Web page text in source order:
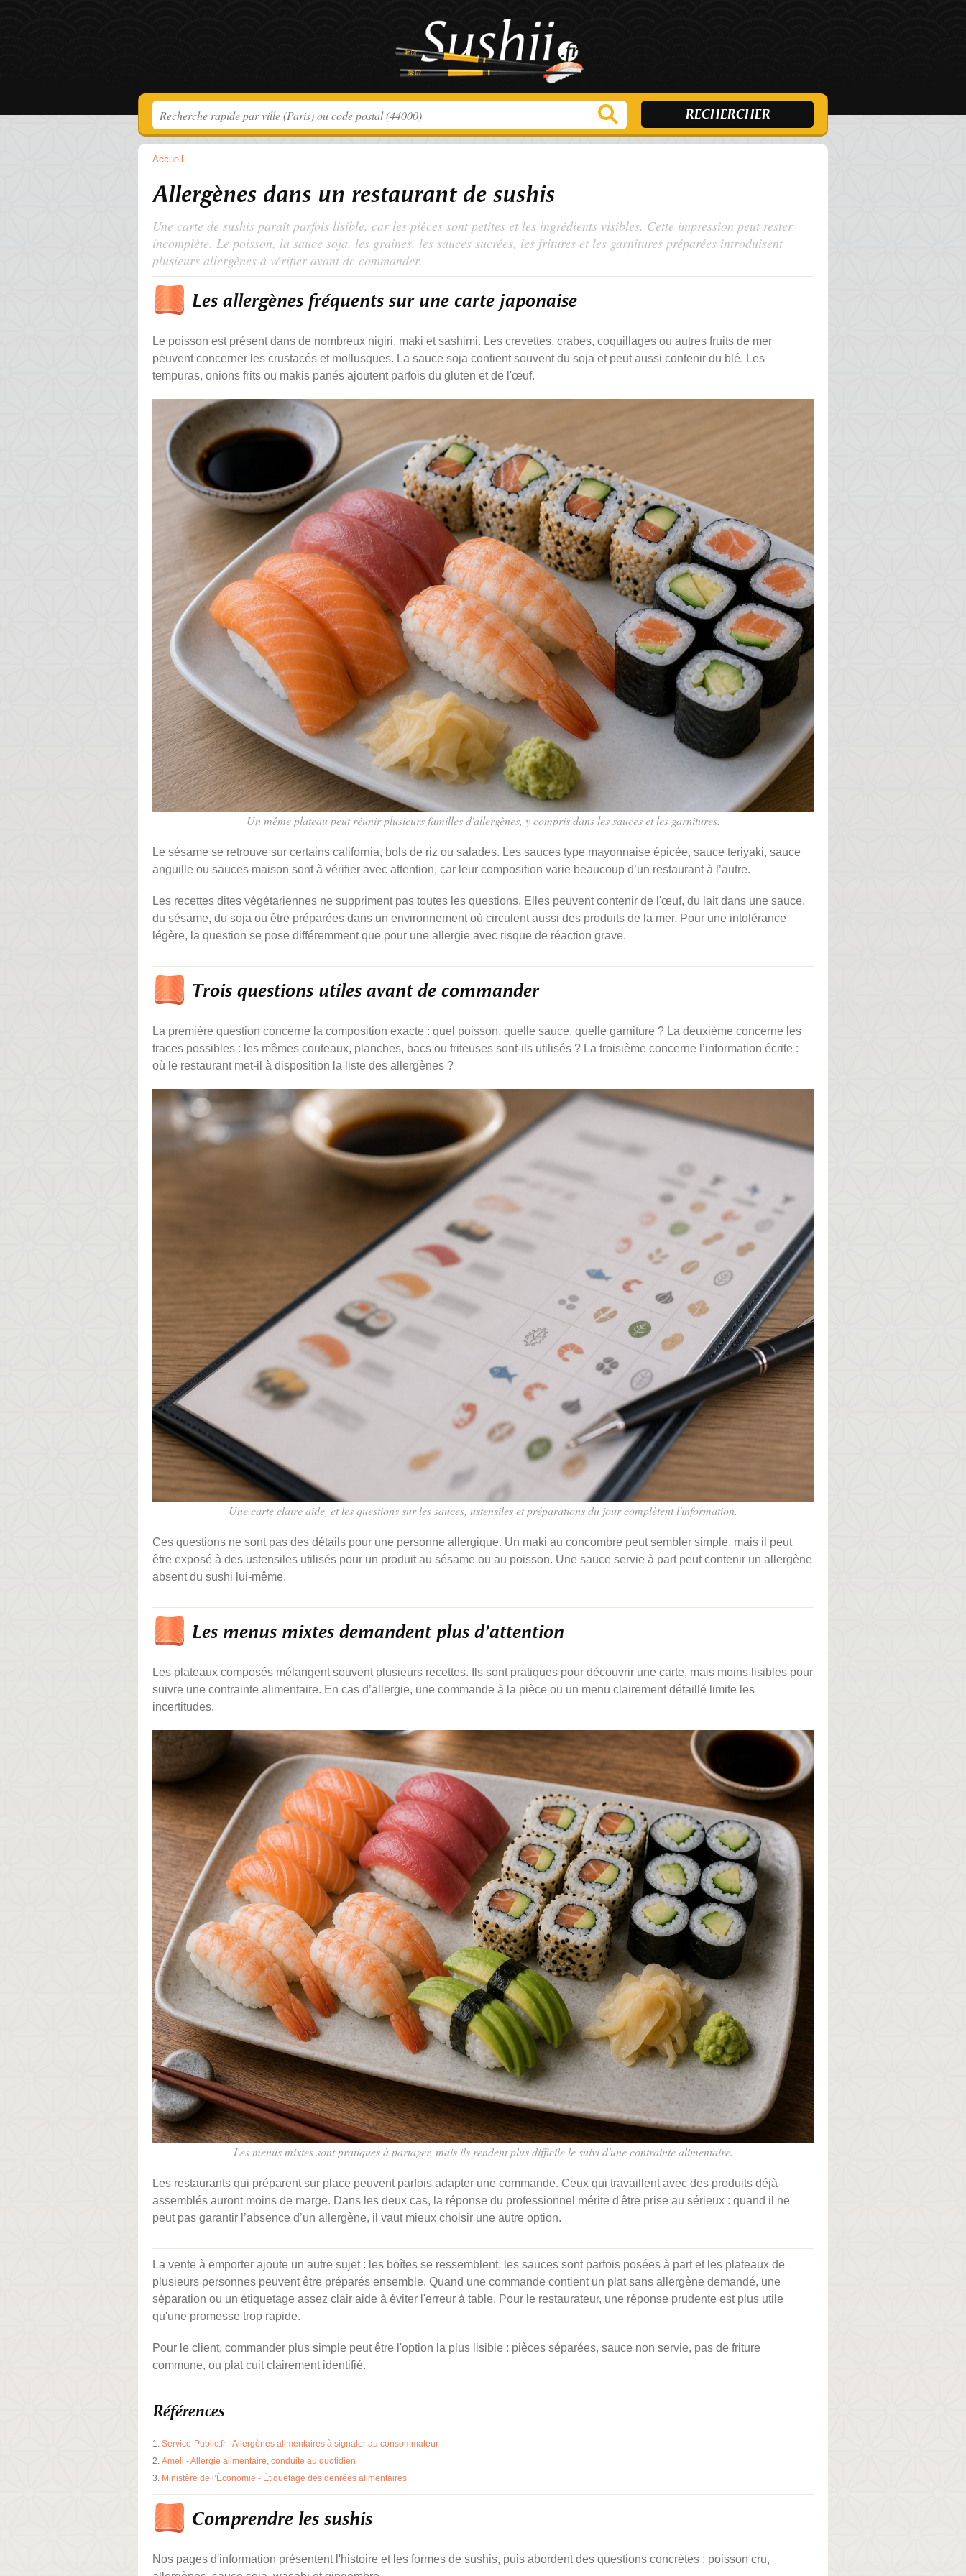
Accueil
Allergènes dans un restaurant de sushis
Une carte de sushis paraît parfois lisible, car les pièces sont petites et les ingrédients visibles. Cette impression peut rester
incomplète. Le poisson, la sauce soja, les graines, les sauces sucrées, les fritures et les garnitures préparées introduisent
plusieurs allergènes à vérifier avant de commander.
Les allergènes fréquents sur une carte japonaise
Le poisson est présent dans de nombreux nigiri, maki et sashimi. Les crevettes, crabes, coquillages ou autres fruits de mer
peuvent concerner les crustacés et mollusques. La sauce soja contient souvent du soja et peut aussi contenir du blé. Les
tempuras, onions frits ou makis panés ajoutent parfois du gluten et de l'œuf.
Un même plateau peut réunir plusieurs familles d'allergènes, y compris dans les sauces et les garnitures.
Le sésame se retrouve sur certains california, bols de riz ou salades. Les sauces type mayonnaise épicée, sauce teriyaki, sauce
anguille ou sauces maison sont à vérifier avec attention, car leur composition varie beaucoup d’un restaurant à l’autre.
Les recettes dites végétariennes ne suppriment pas toutes les questions. Elles peuvent contenir de l'œuf, du lait dans une sauce,
du sésame, du soja ou être préparées dans un environnement où circulent aussi des produits de la mer. Pour une intolérance
légère, la question se pose différemment que pour une allergie avec risque de réaction grave.
Trois questions utiles avant de commander
La première question concerne la composition exacte : quel poisson, quelle sauce, quelle garniture ? La deuxième concerne les
traces possibles : les mêmes couteaux, planches, bacs ou friteuses sont-ils utilisés ? La troisième concerne l’information écrite :
où le restaurant met-il à disposition la liste des allergènes ?
Une carte claire aide, et les questions sur les sauces, ustensiles et préparations du jour complètent l'information.
Ces questions ne sont pas des détails pour une personne allergique. Un maki au concombre peut sembler simple, mais il peut
être exposé à des ustensiles utilisés pour un produit au sésame ou au poisson. Une sauce servie à part peut contenir un allergène
absent du sushi lui-même.
Les menus mixtes demandent plus d’attention
Les plateaux composés mélangent souvent plusieurs recettes. Ils sont pratiques pour découvrir une carte, mais moins lisibles pour
suivre une contrainte alimentaire. En cas d’allergie, une commande à la pièce ou un menu clairement détaillé limite les
incertitudes.
Les menus mixtes sont pratiques à partager, mais ils rendent plus difficile le suivi d'une contrainte alimentaire.
Les restaurants qui préparent sur place peuvent parfois adapter une commande. Ceux qui travaillent avec des produits déjà
assemblés auront moins de marge. Dans les deux cas, la réponse du professionnel mérite d'être prise au sérieux : quand il ne
peut pas garantir l’absence d’un allergène, il vaut mieux choisir une autre option.
La vente à emporter ajoute un autre sujet : les boîtes se ressemblent, les sauces sont parfois posées à part et les plateaux de
plusieurs personnes peuvent être préparés ensemble. Quand une commande contient un plat sans allergène demandé, une
séparation ou un étiquetage assez clair aide à éviter l'erreur à table. Pour le restaurateur, une réponse prudente est plus utile
qu'une promesse trop rapide.
Pour le client, commander plus simple peut être l'option la plus lisible : pièces séparées, sauce non servie, pas de friture
commune, ou plat cuit clairement identifié.
Références
Service-Public.fr - Allergènes alimentaires à signaler au consommateur
Ameli - Allergie alimentaire, conduite au quotidien
Ministère de l’Économie - Étiquetage des denrées alimentaires
Comprendre les sushis
Nos pages d'information présentent l'histoire et les formes de sushis, puis abordent des questions concrètes : poisson cru,